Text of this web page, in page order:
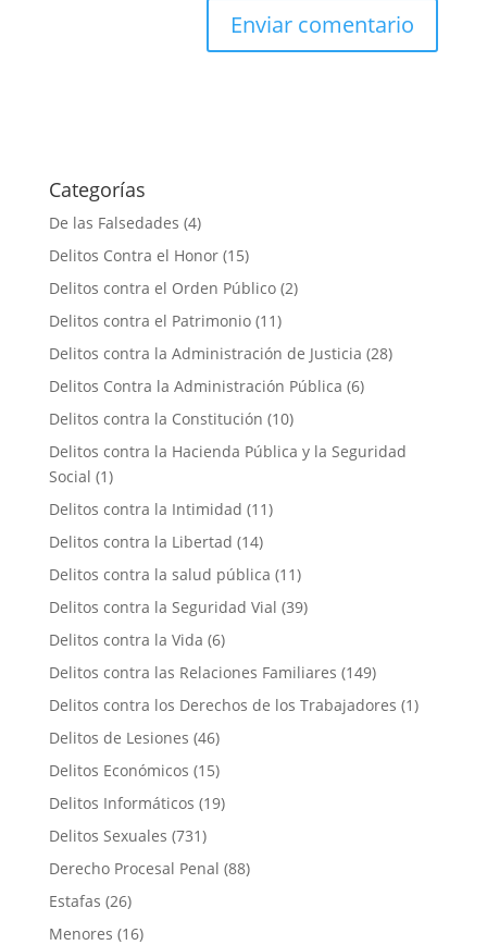
Categorías
De las Falsedades (4)
Delitos Contra el Honor(15)
Delitos contra el Orden Público(2)
Delitos contra el Patrimonio(11)
Delitos contra la Administración de Justicia (28)
Delitos Contra la Administración Pública (6)
Delitos contra la Constitución (10)
Delitos contra la Hacienda Pública y la Seguridad
Social (1)
Delitos contra la Intimidad (11)
Delitos contra la Libertad (14)
Delitos contra la salud pública (11)
Delitos contra la Seguridad Vial (39)
Delitos contra la Vida (6)
Delitos contra las Relaciones Familiares (149)
Delitos contra los Derechos de los Trabajadores (1)
Delitos de Lesiones (46)
Delitos Económicos (15)
Delitos Informáticos (19)
Delitos Sexuales (731)
Derecho Procesal Penal (88)
Estafas (26)
Menores (16)